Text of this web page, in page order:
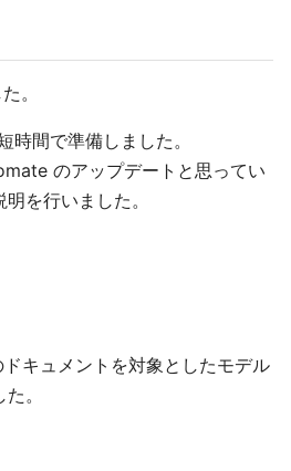
。
時間で準備しました。
のアップデートと思ってい
を行いました。
キュメントを対象としたモデル
。